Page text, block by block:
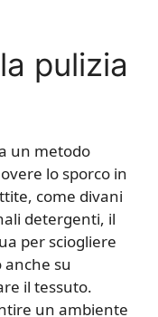
pulizia
un metodo
lo sporco in
come divani
detergenti, il
per sciogliere
anche su
il tessuto.
un ambiente